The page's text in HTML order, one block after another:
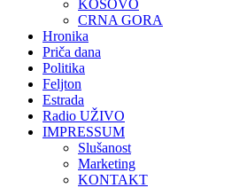
KOSOVO
CRNA GORA
Hronika
Priča dana
Politika
Feljton
Estrada
Radio UŽIVO
IMPRESSUM
Slušanost
Marketing
KONTAKT